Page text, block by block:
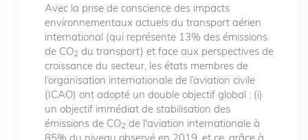
Avec la prise de conscience des impacts
environnementaux actuels du transport aérien
international (qui représente 13% des émissions
de CO2 du transport) et face aux perspectives de
croissance du secteur, les états membres de
l’organisation internationale de l’aviation civile
(ICAO) ont adopté un double objectif global : (i)
un objectif immédiat de stabilisation des
émissions de CO2 de l'aviation internationale à
85% du niveau observé en 2019, et ce, grâce à